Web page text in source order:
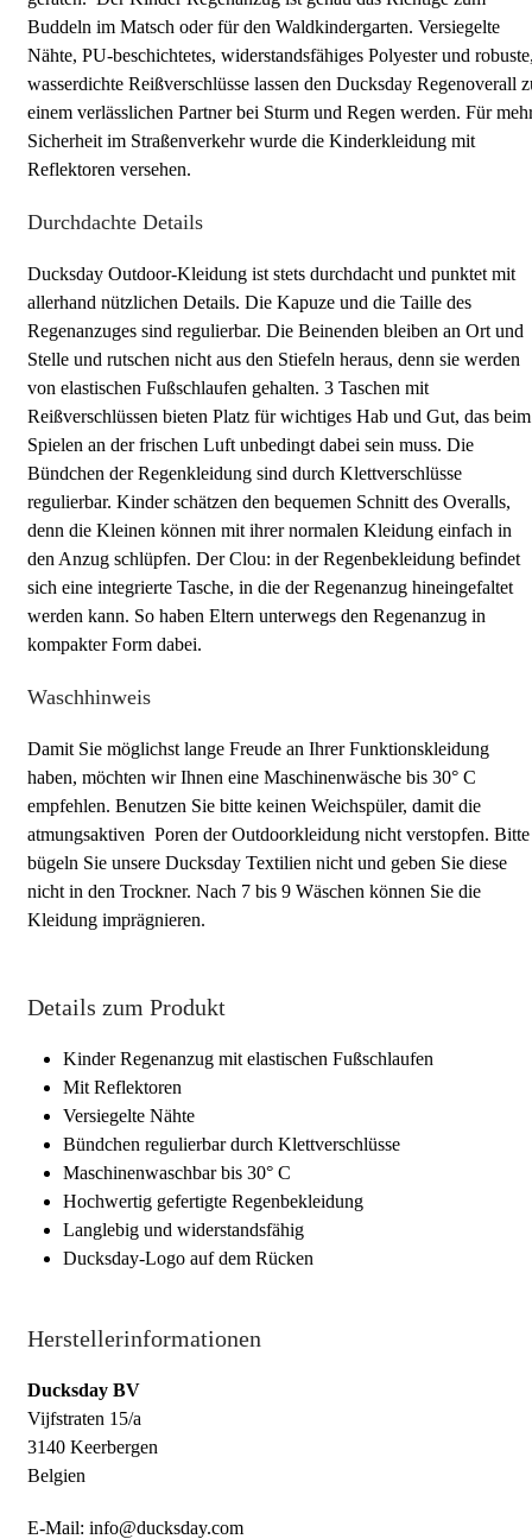
Buddeln im Matsch oder für den Waldkindergarten. Versiegelte
Nähte, PU-beschichtetes, widerstandsfähiges Polyester und
wasserdichte Reißverschlüsse lassen den Ducksday Regenoverall
einem verlässlichen Partner bei Sturm und Regen werden. Für
Sicherheit im Straßenverkehr wurde die Kinderkleidung mit
Reflektoren versehen.
Durchdachte Details
Ducksday Outdoor-Kleidung ist stets durchdacht und punktet mit
allerhand nützlichen Details. Die Kapuze und die Taille des
Regenanzuges sind regulierbar. Die Beinenden bleiben an Ort und
Stelle und rutschen nicht aus den Stiefeln heraus, denn sie werden
von elastischen Fußschlaufen gehalten. 3 Taschen mit
Reißverschlüssen bieten Platz für wichtiges Hab und Gut, das beim
Spielen an der frischen Luft unbedingt dabei sein muss. Die
Bündchen der Regenkleidung sind durch Klettverschlüsse
regulierbar. Kinder schätzen den bequemen Schnitt des Overalls,
denn die Kleinen können mit ihrer normalen Kleidung einfach in
den Anzug schlüpfen. Der Clou: in der Regenbekleidung befindet
sich eine integrierte Tasche, in die der Regenanzug hineingefaltet
werden kann. So haben Eltern unterwegs den Regenanzug in
kompakter Form dabei.
Waschhinweis
Damit Sie möglichst lange Freude an Ihrer Funktionskleidung
haben, möchten wir Ihnen eine Maschinenwäsche bis 30° C
empfehlen. Benutzen Sie bitte keinen Weichspüler, damit die
atmungsaktiven Poren der Outdoorkleidung nicht verstopfen. Bitte
bügeln Sie unsere Ducksday Textilien nicht und geben Sie diese
nicht in den Trockner. Nach 7 bis 9 Wäschen können Sie die
Kleidung imprägnieren.
Details zum Produkt
Kinder Regenanzug mit elastischen Fußschlaufen
Mit Reflektoren
Versiegelte Nähte
Bündchen regulierbar durch Klettverschlüsse
Maschinenwaschbar bis 30° C
Hochwertig gefertigte Regenbekleidung
Langlebig und widerstandsfähig
Ducksday-Logo auf dem Rücken
Herstellerinformationen
Ducksday BV
Vijfstraten 15/a
3140 Keerbergen
Belgien
E-Mail: info@ducksday.com